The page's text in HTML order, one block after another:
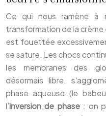
Ce qui nous ramène
transformation de la
est fouettée
se sature. Les chocs
les membranes des
désormais libre,
phase aqueuse (le
l’inversion de phase: on